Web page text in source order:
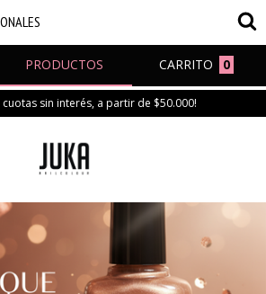
PRODUCTOS CARRITO 0
cuotas sin interés, a partir de $50.000!